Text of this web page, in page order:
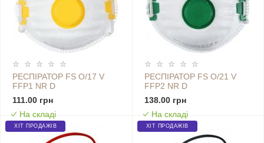
РЕСПІРАТОР FS O/17 V
FFP1 NR D
111.00 грн
На складі
РЕСПІРАТОР FS O/21 V
FFP2 NR D
138.00 грн
На складі
ХІТ ПРОДАЖІВ ХІТ ПРОДАЖІВ